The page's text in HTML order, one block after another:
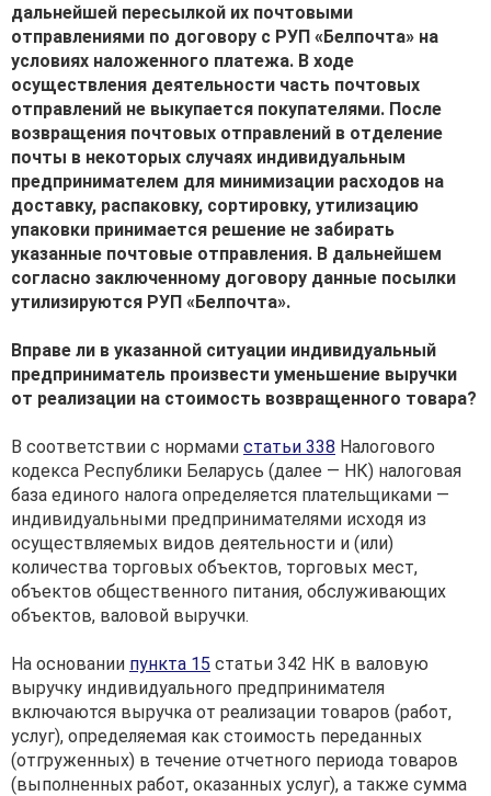
дальнейшей пересылкой их почтовыми
отправлениями по договору с РУП «Белпочта» на
условиях наложенного платежа. В ходе
осуществления деятельности часть почтовых
отправлений не выкупается покупателями. После
возвращения почтовых отправлений в отделение
почты в некоторых случаях индивидуальным
предпринимателем для минимизации расходов на
доставку, распаковку, сортировку, утилизацию
упаковки принимается решение не забирать
указанные почтовые отправления. В дальнейшем
согласно заключенному договору данные посылки
утилизируются РУП «Белпочта».
Вправе ли в указанной ситуации индивидуальный
предприниматель произвести уменьшение выручки
от реализации на стоимость возвращенного товара?
В соответствии с нормами статьи 338 Налогового
кодекса Республики Беларусь (далее — НК) налоговая
база единого налога определяется плательщиками —
индивидуальными предпринимателями исходя из
осуществляемых видов деятельности и (или)
количества торговых объектов, торговых мест,
объектов общественного питания, обслуживающих
объектов, валовой выручки.
На основании пункта 15 статьи 342 НК в валовую
выручку индивидуального предпринимателя
включаются выручка от реализации товаров (работ,
услуг), определяемая как стоимость переданных
(отгруженных) в течение отчетного периода товаров
(выполненных работ, оказанных услуг), а также сумма